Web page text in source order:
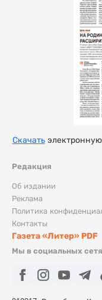
Редакция
Об издании
Реклама
Политика
Контакты
Газета «Литер» PDF
Мы в социальных
Скачатьэлектронную